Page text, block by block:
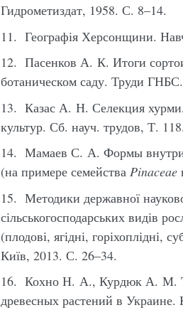
Гидрометиздат, 1958. С. 8–14.
11. Географія Херсонщини.
12. Пасенков А. К. Итоги
ботаническом саду. Труди
13. Казас А. Н. Селекция
культур. Сб. науч. трудов, Т.
14. Мамаев С. А. Формы
(на примере семейства Pinaceae
15. Методики державної
сільськогосподарських видів
(плодові, ягідні, горіхоплідні,
Київ, 2013. С. 26–34.
16. Кохно Н. А., Курдюк А. М.
древесных растений в Украине.